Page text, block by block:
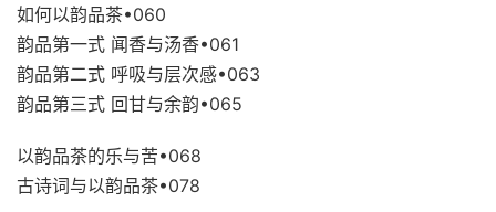
如何以韵品茶•060
韵品第一式 闻香与汤香•061
韵品第二式 呼吸与层次感•063
韵品第三式 回甘与余韵•065
以韵品茶的乐与苦•068
古诗词与以韵品茶•078